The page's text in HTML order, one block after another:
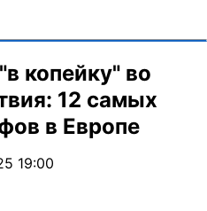
копейку" во
12 самых
в Европе
19:00